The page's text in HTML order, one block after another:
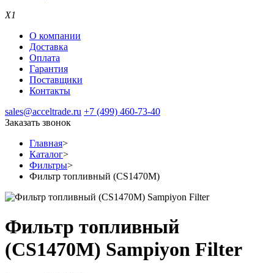
X1
О компании
Доставка
Оплата
Гарантия
Поставщики
Контакты
sales@acceltrade.ru +7 (499) 460-73-40
Заказать звонок
Главная>
Каталог>
Фильтры>
Фильтр топливный (CS1470M)
Фильтр топливный
(CS1470M) Sampiyon Filter